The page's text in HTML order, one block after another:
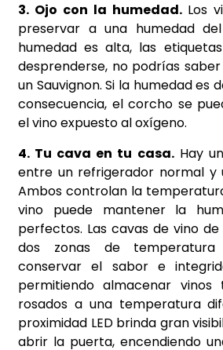
3. Ojo con la humedad.Los
preservar a una humedad
humedad es alta, las
desprenderse, no podrías
un Sauvignon. Si la humedad es
consecuencia, el corcho se
el vino expuesto al oxígeno.
4. Tu cava en tu casa.Hay
entre un refrigerador normal y
Ambos controlan la
vino puede mantener la
perfectos. Las cavas de vino
dos zonas de
conservar el sabor e
permitiendo almacenar vinos
rosados a una temperatura
proximidad LED brinda gran
abrir la puerta, encendiendo